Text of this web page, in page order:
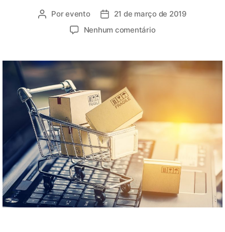
Porevento
21 de março de 2019
Nenhum comentário